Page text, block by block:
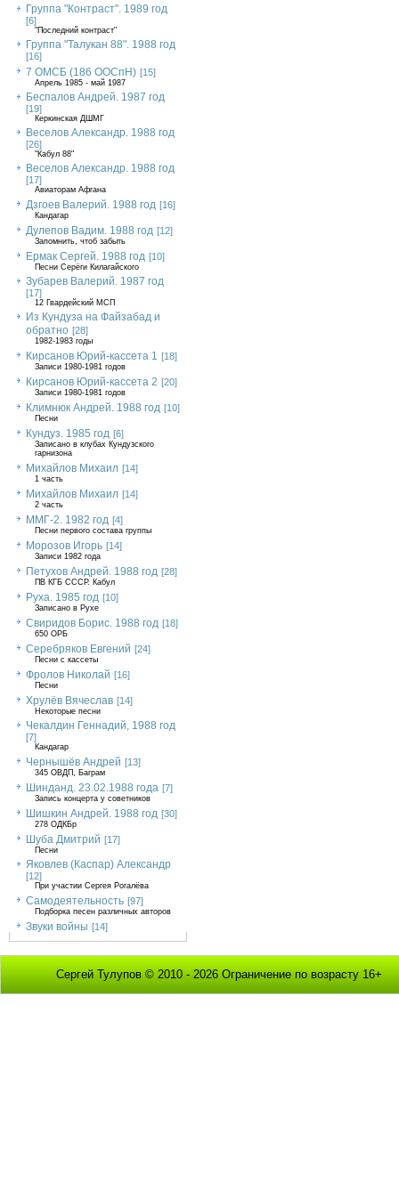
Группа "Контраст". 1989 год
[6]
"Последний контраст"
Группа "Талукан 88". 1988 год
[16]
7 ОМСБ (186 ООСпН) [15]
Апрель 1985 - май 1987
Беспалов Андрей. 1987 год
[19]
Керкинская ДШМГ
Веселов Александр. 1988 год
[26]
"Кабул 88"
Веселов Александр. 1988 год
[17]
Авиаторам Афгана
Дзгоев Валерий. 1988 год [16]
Кандагар
Дулепов Вадим. 1988 год [12]
Запомнить, чтоб забыть
Ермак Сергей. 1988 год [10]
Песни Серёги Килагайского
Зубарев Валерий. 1987 год
[17]
12 Гвардейский МСП
Из Кундуза на Файзабад и
обратно [28]
1982-1983 годы
Кирсанов Юрий-кассета 1 [18]
Записи 1980-1981 годов
Кирсанов Юрий-кассета 2 [20]
Записи 1980-1981 годов
Климнюк Андрей. 1988 год [10]
Песни
Кундуз. 1985 год [6]
Записано в клубах Кундузского
гарнизона
Михайлов Михаил [14]
1 часть
Михайлов Михаил [14]
2 часть
ММГ-2. 1982 год [4]
Песни первого состава группы
Морозов Игорь [14]
Записи 1982 года
Петухов Андрей. 1988 год [28]
ПВ КГБ СССР. Кабул
Руха. 1985 год [10]
Записано в Рухе
Свиридов Борис. 1988 год [18]
650 ОРБ
Серебряков Евгений [24]
Песни с кассеты
Фролов Николай [16]
Песни
Хрулёв Вячеслав [14]
Некоторые песни
Чекалдин Геннадий, 1988 год
[7]
Кандагар
Чернышёв Андрей [13]
345 ОВДП, Баграм
Шинданд. 23.02.1988 года [7]
Запись концерта у советников
Шишкин Андрей. 1988 год [30]
278 ОДКБр
Шуба Дмитрий [17]
Песни
Яковлев (Каспар) Александр
[12]
При участии Сергея Рогалёва
Самодеятельность [97]
Подборка песен различных авторов
Звуки войны [14]
Сергей Тулупов © 2010 - 2026 Ограничение по возрасту 16+